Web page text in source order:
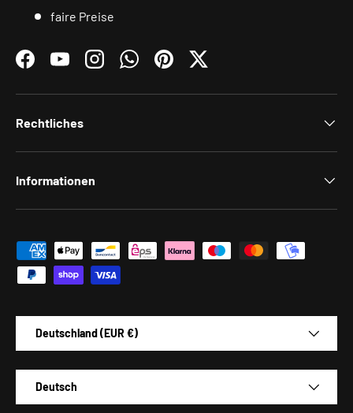
faire Preise
FacebookYouTubeInstagramWhatsAppPinterestTwitter
Rechtliches
Informationen
Zahlungsmethoden
Deutschland (EUR €)
Deutsch